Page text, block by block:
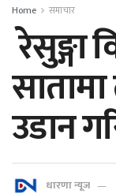
Home समाचार
रेसुङ्गा
उडान
धारणा न्यूज